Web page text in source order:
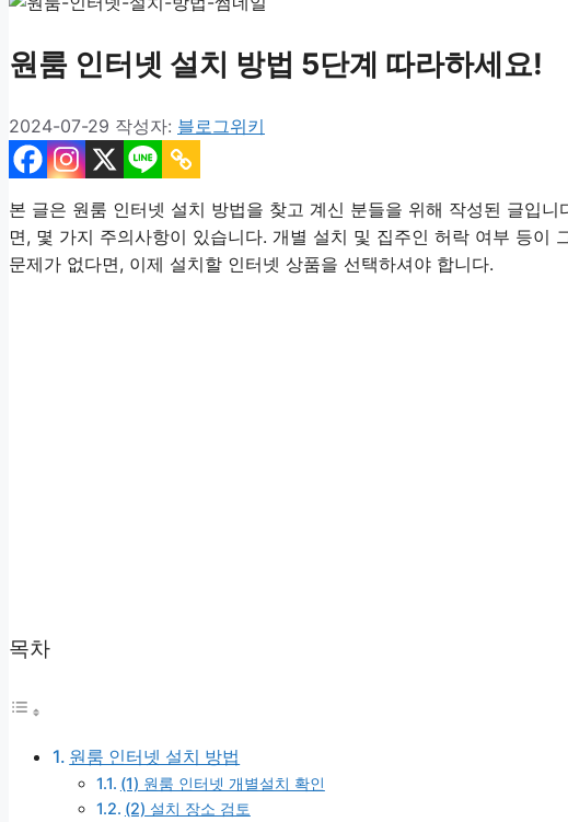
원룸 인터넷 설치 방법 5단계 따라하세요!
2024-07-29 작성자: 블로그위키
본 글은 원룸 인터넷 설치 방법을 찾고 계신 분들을 위해 작성된 글입
면, 몇 가지 주의사항이 있습니다. 개별 설치 및 집주인 허락 여부 등이
문제가 없다면, 이제 설치할 인터넷 상품을 선택하셔야 합니다.
목차
원룸 인터넷 설치 방법
(1) 원룸 인터넷 개별설치 확인
(2) 설치 장소 검토